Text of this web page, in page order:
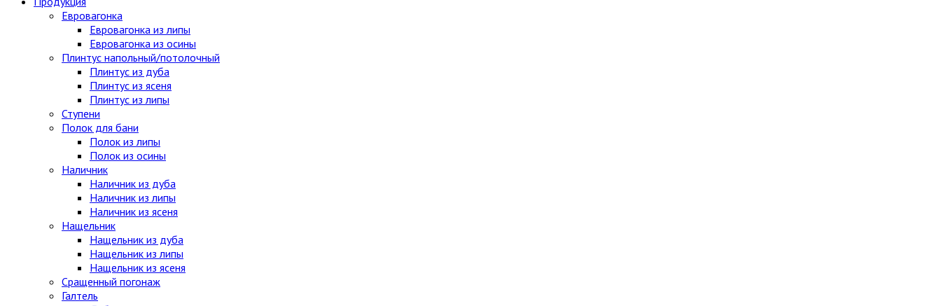
Евровагонка
Евровагонка из липы
Евровагонка из осины
Плинтус напольный/потолочный
Плинтус из дуба
Плинтус из ясеня
Плинтус из липы
Ступени
Полок для бани
Полок из липы
Полок из осины
Наличник
Наличник из дуба
Наличник из липы
Наличник из ясеня
Нащельник
Нащельник из дуба
Нащельник из липы
Нащельник из ясеня
Сращенный погонаж
Галтель